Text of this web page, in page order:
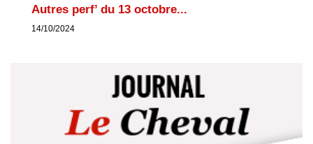
Autres perf’ du 13 octobre...
14/10/2024